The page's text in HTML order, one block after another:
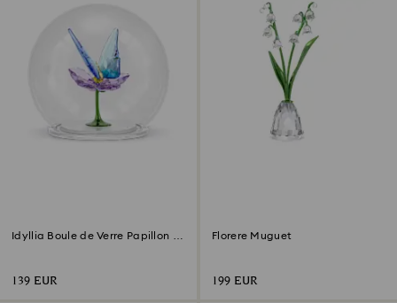
Idyllia Boule de Verre Papillon et
139 EUR
Florere Muguet
199 EUR